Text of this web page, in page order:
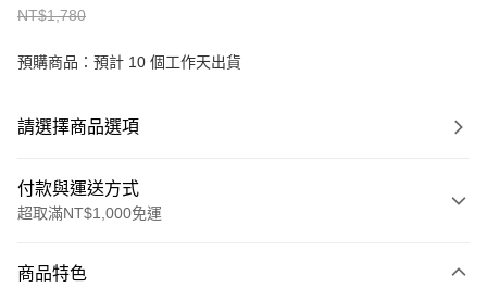
NT$1,780
預購商品：預計 10 個工作天出貨
請選擇商品選項
付款與運送方式
超取滿NT$1,000免運
信用卡一次付款
商品特色